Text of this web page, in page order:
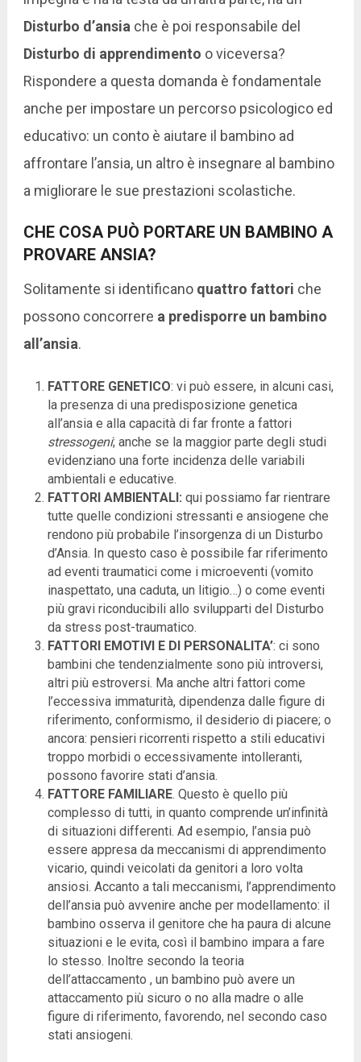
Disturbo d’ansiache è poi responsabile del
Disturbo di apprendimento o viceversa?
Rispondere a questa domanda è fondamentale
anche per impostare un percorso psicologico ed
educativo: un conto è aiutare il bambino ad
affrontare l’ansia, un altro è insegnare al bambino
a migliorare le sue prestazioni scolastiche.
CHE COSA PUÒ PORTARE UN BAMBINO A
PROVARE ANSIA?
Solitamente si identificano quattro fattori che
possono concorrere a predisporre un bambino
all’ansia.
FATTORE GENETICO: vi può essere, in alcuni casi,
la presenza di una predisposizione genetica
all’ansia e alla capacità di far fronte a fattori
stressogeni; anche se la maggior parte degli studi
evidenziano una forte incidenza delle variabili
ambientali e educative.
FATTORI AMBIENTALI: qui possiamo far rientrare
tutte quelle condizioni stressanti e ansiogene che
rendono più probabile l’insorgenza di un Disturbo
d’Ansia. In questo caso è possibile far riferimento
ad eventi traumatici come i microeventi (vomito
inaspettato, una caduta, un litigio…) o come eventi
più gravi riconducibili allo svilupparti del Disturbo
da stress post-traumatico.
FATTORI EMOTIVI E DI PERSONALITA’: ci sono
bambini che tendenzialmente sono più introversi,
altri più estroversi. Ma anche altri fattori come
l’eccessiva immaturità, dipendenza dalle figure di
riferimento, conformismo, il desiderio di piacere; o
ancora: pensieri ricorrenti rispetto a stili educativi
troppo morbidi o eccessivamente intolleranti,
possono favorire stati d’ansia.
FATTORE FAMILIARE. Questo è quello più
complesso di tutti, in quanto comprende un’infinità
di situazioni differenti. Ad esempio, l’ansia può
essere appresa da meccanismi di apprendimento
vicario, quindi veicolati da genitori a loro volta
ansiosi. Accanto a tali meccanismi, l’apprendimento
dell’ansia può avvenire anche per modellamento: il
bambino osserva il genitore che ha paura di alcune
situazioni e le evita, così il bambino impara a fare
lo stesso. Inoltre secondo la teoria
dell’attaccamento , un bambino può avere un
attaccamento più sicuro o no alla madre o alle
figure di riferimento, favorendo, nel secondo caso
stati ansiogeni.